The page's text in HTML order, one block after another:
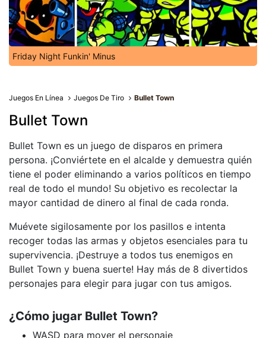
Friday Night Funkin' Minus
Juegos En Línea Juegos De Tiro Bullet Town
Bullet Town
Bullet Town es un juego de disparos en primera
persona. ¡Conviértete en el alcalde y demuestra quién
tiene el poder eliminando a varios políticos en tiempo
real de todo el mundo! Su objetivo es recolectar la
mayor cantidad de dinero al final de cada ronda.
Muévete sigilosamente por los pasillos e intenta
recoger todas las armas y objetos esenciales para tu
supervivencia. ¡Destruye a todos tus enemigos en
Bullet Town y buena suerte! Hay más de 8 divertidos
personajes para elegir para jugar con tus amigos.
¿Cómo jugar Bullet Town?
WASD para mover el personaje